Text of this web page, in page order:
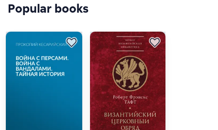
Popular books